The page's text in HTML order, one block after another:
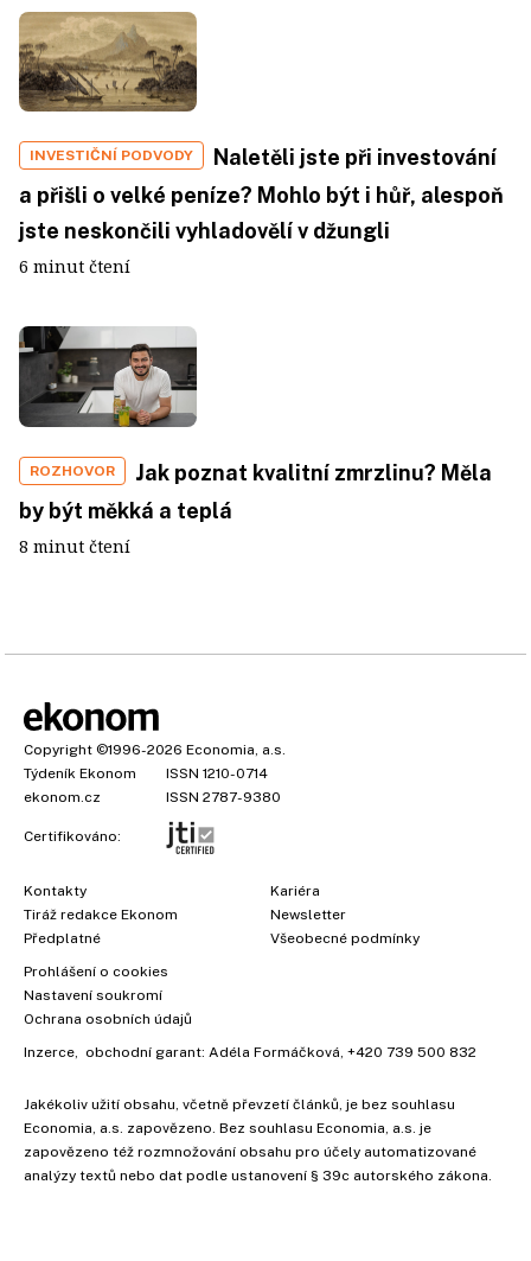
INVESTIČNÍ PODVODY
Naletěli jste při investování
a přišli o velké peníze? Mohlo být i hůř, alespoň
jste neskončili vyhladovělí v džungli
6 minut čtení
ROZHOVOR
Jak poznat kvalitní zmrzlinu? Měla
by být měkká a teplá
8 minut čtení
Copyright ©1996-2026 Economia, a.s.
Týdeník Ekonom
ISSN 1210-0714
ekonom.cz
ISSN 2787-9380
Certifikováno:
Kontakty
Tiráž redakce Ekonom
Předplatné
Kariéra
Newsletter
Všeobecné podmínky
Prohlášení o cookies
Nastavení soukromí
Ochrana osobních údajů
Inzerce , obchodní garant: Adéla Formáčková +420 739 500 832
Jakékoliv užití obsahu, včetně převzetí článků, je bez souhlasu
Economia, a.s. zapovězeno. Bez souhlasu Economia, a.s. je
zapovězeno též rozmnožování obsahu pro účely automatizované
analýzy textů nebo dat podle ustanovení § 39c autorského zákona.